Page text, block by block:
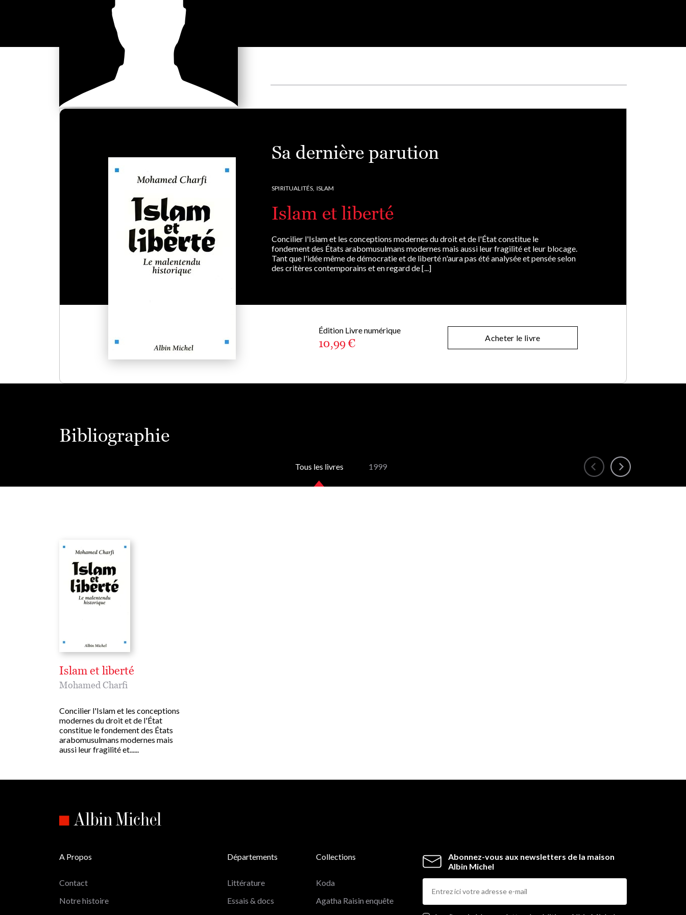
Sa dernière parution
SPIRITUALITÉS, ISLAM
Islam et liberté
Concilier l'Islam et les conceptions modernes du droit et de l'État constitue le
fondement des États arabomusulmans modernes mais aussi leur fragilité et leur blocage.
Tant que l'idée même de démocratie et de liberté n'aura pas été analysée et pensée selon
des critères contemporains et en regard de [...]
Édition Livre numérique
10,99 € Acheter le livre
Bibliographie
Tous les livres 1999
Islam et liberté
Mohamed Charfi
Concilier l'Islam et les conceptions
modernes du droit et de l'État
constitue le fondement des États
arabomusulmans modernes mais
aussi leur fragilité et......
Abonnez-vous aux newsletters de la maison
Albin Michel
A Propos
Contact
Notre histoire
Départements
Littérature
Essais & docs
Collections
Koda
Agatha Raisin enquête